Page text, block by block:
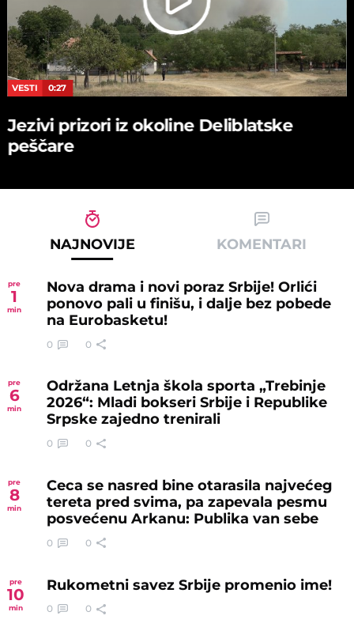
VESTI 0:27
Jezivi prizori iz okoline Deliblatske
peščare
NAJNOVIJE KOMENTARI
pre
1
min
Nova drama i novi poraz Srbije! Orlići
ponovo pali u finišu, i dalje bez pobede
na Eurobasketu!
0 0
pre
6
min
Održana Letnja škola sporta „Trebinje
2026“: Mladi bokseri Srbije i Republike
Srpske zajedno trenirali
0 0
pre
8
min
Ceca se nasred bine otarasila najvećeg
tereta pred svima, pa zapevala pesmu
posvećenu Arkanu: Publika van sebe
0 0
pre
10
min
Rukometni savez Srbije promenio ime!
0 0